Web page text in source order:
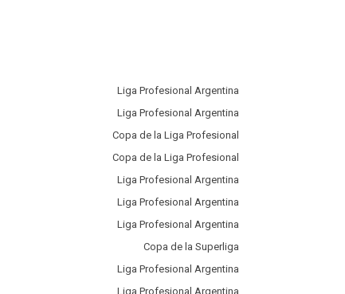
Liga Profesional Argentina
Liga Profesional Argentina
Copa de la Liga Profesional
Copa de la Liga Profesional
Liga Profesional Argentina
Liga Profesional Argentina
Liga Profesional Argentina
Copa de la Superliga
Liga Profesional Argentina
Liga Profesional Argentina